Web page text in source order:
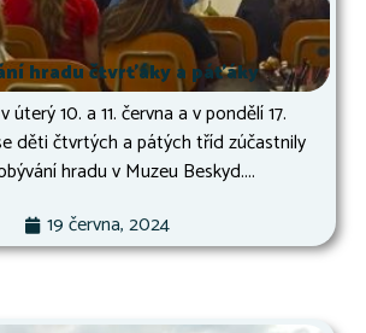
hradu čtvrťáky a páťáky
úterý 10. a 11. června a v pondělí 17.
děti čtvrtých a pátých tříd zúčastnily
hradu v Muzeu Beskyd....
19 června, 2024